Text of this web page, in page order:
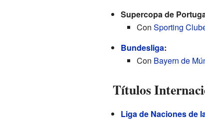
Supercopa de
Con Sporting
Bundesliga:
Con Bayern de
Títulos
Liga de Naciones de